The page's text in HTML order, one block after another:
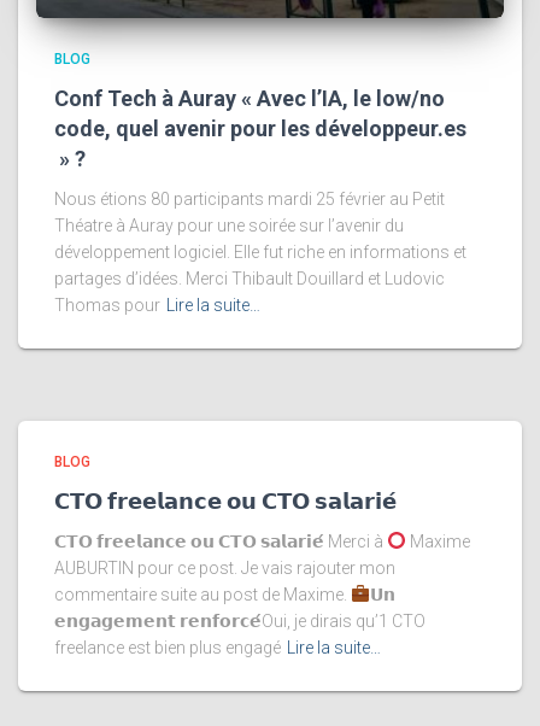
BLOG
Conf Tech à Auray « Avec l’IA, le low/no
code, quel avenir pour les développeur.es
» ?
Nous étions 80 participants mardi 25 février au Petit
Théatre à Auray pour une soirée sur l’avenir du
développement logiciel. Elle fut riche en informations et
partages d’idées. Merci Thibault Douillard et Ludovic
Thomas pour
Lire la suite…
BLOG
𝗖𝗧𝗢 𝗳𝗿𝗲𝗲𝗹𝗮𝗻𝗰𝗲 𝗼𝘂 𝗖𝗧𝗢 𝘀𝗮𝗹𝗮𝗿𝗶𝗲́
𝗖𝗧𝗢 𝗳𝗿𝗲𝗲𝗹𝗮𝗻𝗰𝗲 𝗼𝘂 𝗖𝗧𝗢 𝘀𝗮𝗹𝗮𝗿𝗶𝗲́ Merci à
Maxime
AUBURTIN pour ce post. Je vais rajouter mon
commentaire suite au post de Maxime.
𝗨𝗻
𝗲𝗻𝗴𝗮𝗴𝗲𝗺𝗲𝗻𝘁 𝗿𝗲𝗻𝗳𝗼𝗿𝗰𝗲́Oui, je dirais qu’1 CTO
freelance est bien plus engagé
Lire la suite…